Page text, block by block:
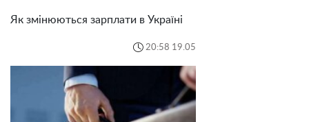
Як змінюються зарплати в Україні
20:58 19.05